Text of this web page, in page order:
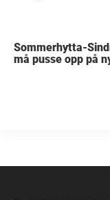
Sommerhytta-
må pusse opp på